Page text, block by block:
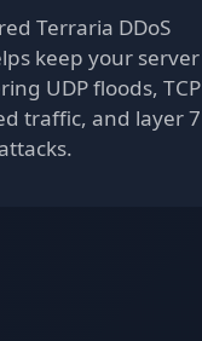
Terraria DDoS
keep your server
UDP floods, TCP
traffic, and layer 7